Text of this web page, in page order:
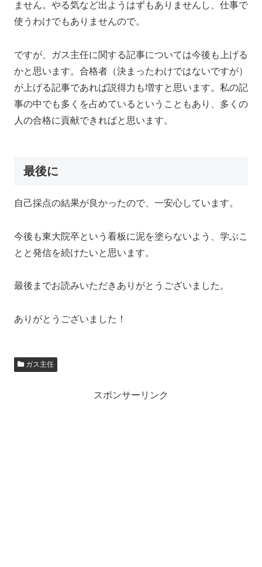
ません。やる気など出ようはずもありませんし、仕事で
使うわけでもありませんので。
ですが、ガス主任に関する記事については今後も上げる
かと思います。合格者（決まったわけではないですが）
が上げる記事であれば説得力も増すと思います。私の記
事の中でも多くを占めているということもあり、多くの
人の合格に貢献できればと思います。
最後に
自己採点の結果が良かったので、一安心しています。
今後も東大院卒という看板に泥を塗らないよう、学ぶこ
とと発信を続けたいと思います。
最後までお読みいただきありがとうございました。
ありがとうございました！
ガス主任
スポンサーリンク